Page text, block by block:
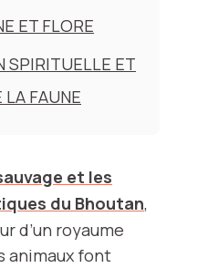
ET FLORE
SPIRITUELLE ET
FAUNE
et les
du Bhoutan,
d’un royaume
animaux font